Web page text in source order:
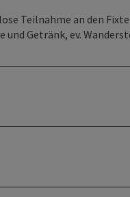
Teilnahme an den
Getränk, ev.